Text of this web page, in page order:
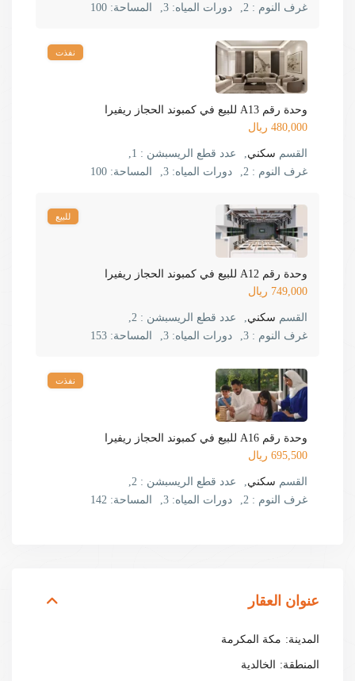
غرف النوم :
دورات المياه:3, المساحة:100
نفذت
وحدة رقم A13 للبيع في كمبوند الحجاز ريفيرا
480,000 ريال
القسم سكني عدد قطع الريسبشن : 1,
غرف النوم :
دورات المياه:3, المساحة:100
للبيع
وحدة رقم A12 للبيع في كمبوند الحجاز ريفيرا
749,000 ريال
القسم سكني عدد قطع الريسبشن : 2,
غرف النوم : 3, دورات المياه:3, المساحة:153
نفذت
وحدة رقم A16 للبيع في كمبوند الحجاز ريفيرا
695,500 ريال
القسم سكني عدد قطع الريسبشن : 2,
غرف النوم :
دورات المياه:3, المساحة: 142
عنوان العقار
المدينة: مكة المكرمة
المنطقة: الخالدية